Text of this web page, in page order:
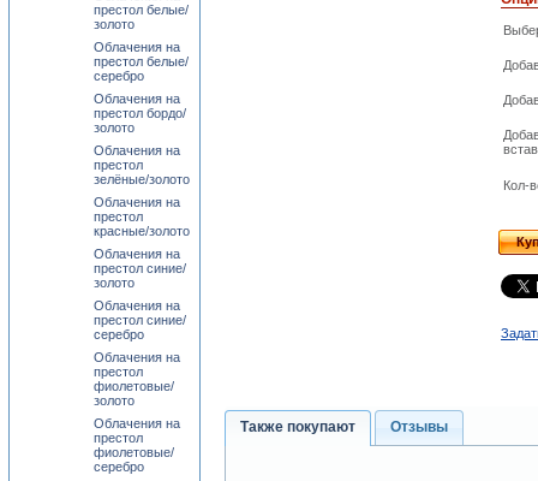
Кол-
Также покупают Отзывы
престол белые/
золото
Облачения на
престол белые/
серебро
Облачения на
престол бордо/
золото
Облачения на
престол
зелёные/золото
Облачения на
престол
красные/золото
Облачения на
престол синие/
золото
Облачения на
престол синие/
серебро
Облачения на
престол
фиолетовые/
золото
Облачения на
престол
фиолетовые/
серебро